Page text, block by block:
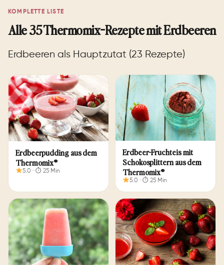
KOMPLETTE LISTE
Alle 35 Thermomix-Rezepte mit Erdbeeren
Erdbeeren als Hauptzutat (23 Rezepte)
Erdbeerpudding aus dem
Thermomix®
5.0 · ⏱ 25 Min
Erdbeer-Fruchteis mit
Schokosplittern aus dem
Thermomix®
5.0 · ⏱ 25 Min